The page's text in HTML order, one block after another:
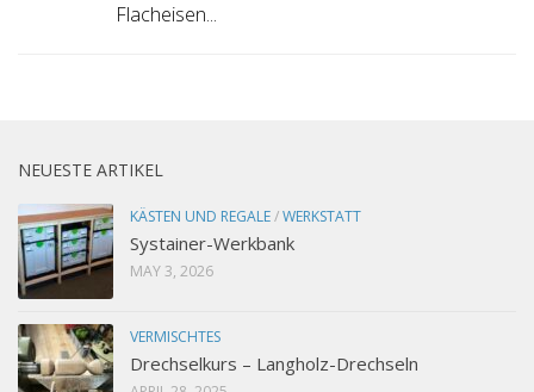
Flacheisen...
NEUESTE ARTIKEL
KÄSTEN UND REGALE/WERKSTATT
Systainer-Werkbank
MAY 3, 2026
VERMISCHTES
Drechselkurs – Langholz-Drechseln